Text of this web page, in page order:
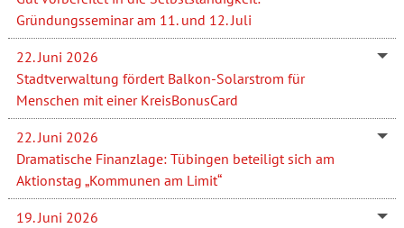
Gründungsseminar am 11. und 12. Juli
22. Juni 2026
Stadtverwaltung fördert Balkon-Solarstrom für
Menschen mit einer KreisBonusCard
22. Juni 2026
Dramatische Finanzlage: Tübingen beteiligt sich am
Aktionstag „Kommunen am Limit“
19. Juni 2026